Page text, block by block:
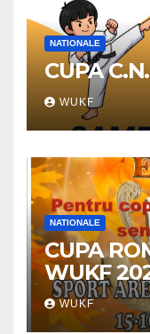
NATIONALE
CUPA
WUKF
NATIONALE
CUPA
WUKF
WUKF